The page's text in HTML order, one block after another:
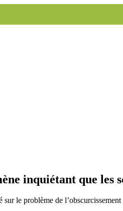
inquiétant que
le problème de